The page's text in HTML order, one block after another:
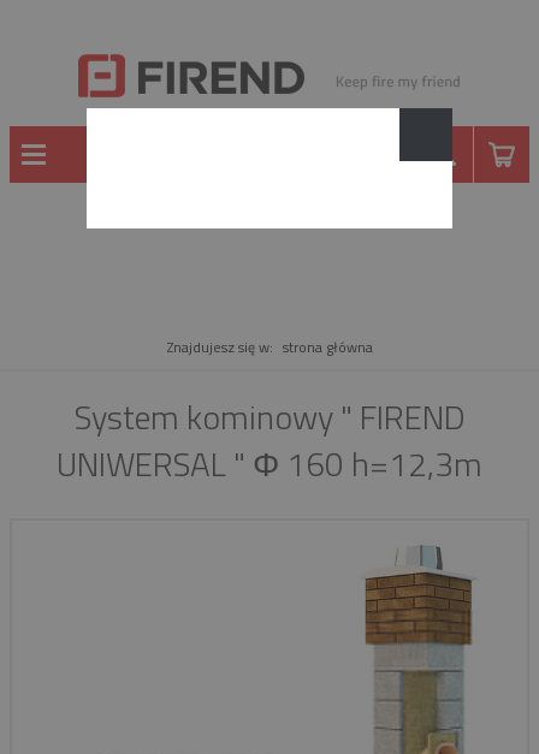
Znajdujesz się w: strona główna
System kominowy " FIREND
UNIWERSAL " Φ 160 h=12,3m